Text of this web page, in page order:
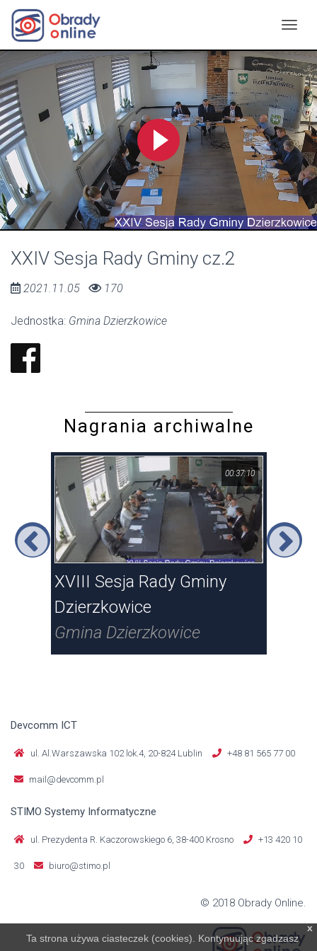
XXIV Sesja Rady Gminy cz.2
2021.11.05 170
Jednostka: Gmina Dzierzkowice
Nagrania archiwalne
00:37:10
XVIII Sesja Rady Gminy
Dzierzkowice
Gmina Dzierzkowice
Devcomm ICT
ul. Al.Warszawska 102 lok.4, 20-824 Lublin +48 81 565 77 00
mail@devcomm.pl
STIMO Systemy Informatyczne
ul. Prezydenta R. Kaczorowskiego 6, 38-400 Krosno +13 420 10
30 biuro@stimo.pl
© 2018 Obrady Online.
x
Ta strona używa ciasteczek (cookies). Kontynuując zgadzasz